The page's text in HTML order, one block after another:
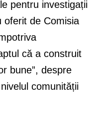
pentru investigații
oferit de Comisia
că a construit
bune”, despre
comunității